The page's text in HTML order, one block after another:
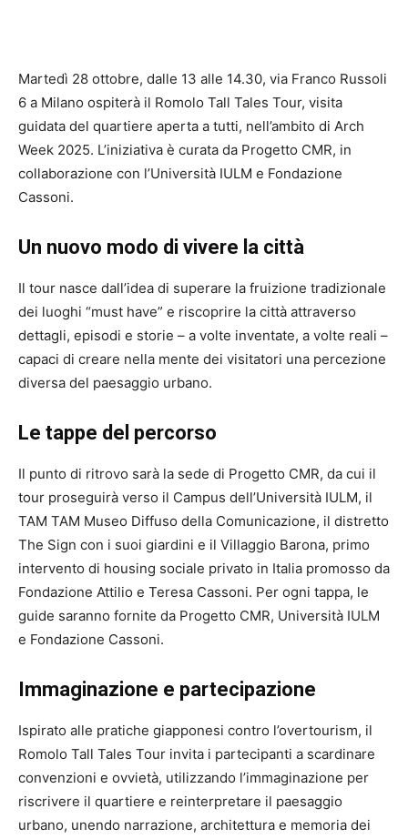
Martedì 28 ottobre, dalle 13 alle 14.30, via Franco Russoli
6 a Milano ospiterà il Romolo Tall Tales Tour, visita
guidata del quartiere aperta a tutti, nell’ambito di Arch
Week 2025. L’iniziativa è curata da Progetto CMR, in
collaborazione con l’Università IULM e Fondazione
Cassoni.
Un nuovo modo di vivere la città
Il tour nasce dall’idea di superare la fruizione tradizionale
dei luoghi “must have” e riscoprire la città attraverso
dettagli, episodi e storie – a volte inventate, a volte reali –
capaci di creare nella mente dei visitatori una percezione
diversa del paesaggio urbano.
Le tappe del percorso
Il punto di ritrovo sarà la sede di Progetto CMR, da cui il
tour proseguirà verso il Campus dell’Università IULM, il
TAM TAM Museo Diffuso della Comunicazione, il distretto
The Sign con i suoi giardini e il Villaggio Barona, primo
intervento di housing sociale privato in Italia promosso da
Fondazione Attilio e Teresa Cassoni. Per ogni tappa, le
guide saranno fornite da Progetto CMR, Università IULM
e Fondazione Cassoni.
Immaginazione e partecipazione
Ispirato alle pratiche giapponesi contro l’overtourism, il
Romolo Tall Tales Tour invita i partecipanti a scardinare
convenzioni e ovvietà, utilizzando l’immaginazione per
riscrivere il quartiere e reinterpretare il paesaggio
urbano, unendo narrazione, architettura e memoria dei